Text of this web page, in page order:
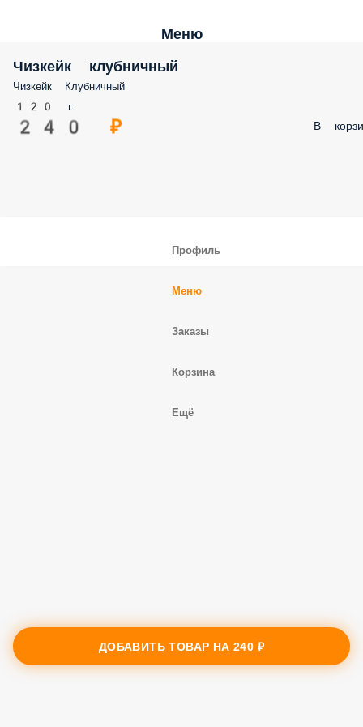
Меню
Чизкейк клубничный
Чизкейк Клубничный
120 г.
240 ₽ В
ДОБАВИТЬ ТОВАР НА240 ₽
Профиль
Меню
Заказы
Корзина
Ещё